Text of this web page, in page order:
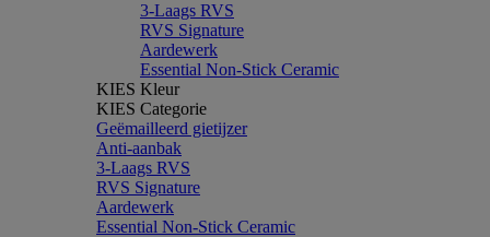
3-Laags RVS
RVS Signature
Aardewerk
Essential Non-Stick Ceramic
KIES Kleur
KIES Categorie
Geëmailleerd gietijzer
Anti-aanbak
3-Laags RVS
RVS Signature
Aardewerk
Essential Non-Stick Ceramic